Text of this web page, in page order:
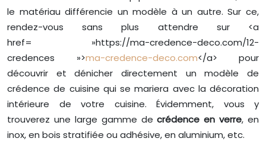
le matériau différencie un modèle à un autre. Sur ce,
rendez-vous sans plus attendre sur <a
href= »https://ma-credence-deco.com/12-
credences »>ma-credence-deco.com</a> pour
découvrir et dénicher directement un modèle de
crédence de cuisine qui se mariera avec la décoration
intérieure de votre cuisine. Évidemment, vous y
trouverez une large gamme decrédence en verre, en
inox, en bois stratifiée ou adhésive, en aluminium, etc.